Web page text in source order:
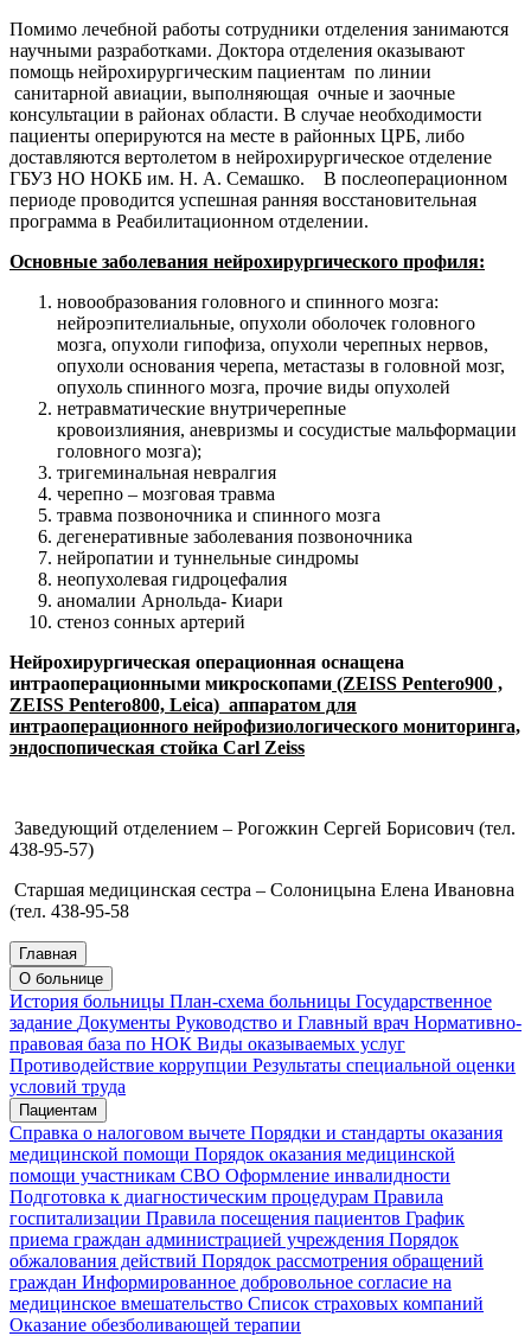
Помимо лечебной работы сотрудники отделения занимаются
научными разработками. Доктора отделения оказывают
помощь нейрохирургическим пациентам по линии
санитарной авиации, выполняющая очные и заочные
консультации в районах области. В случае необходимости
пациенты оперируются на месте в районных ЦРБ, либо
доставляются вертолетом в нейрохирургическое отделение
ГБУЗ НО НОКБ им. Н. А. Семашко. В послеоперационном
периоде проводится успешная ранняя восстановительная
программа в Реабилитационном отделении.
Основные заболевания нейрохирургического профиля:
новообразования головного и спинного мозга:
нейроэпителиальные, опухоли оболочек головного
мозга, опухоли гипофиза, опухоли черепных нервов,
опухоли основания черепа, метастазы в головной мозг,
опухоль спинного мозга, прочие виды опухолей
нетравматические внутричерепные
кровоизлияния, аневризмы и сосудистые мальформации
головного мозга);
тригеминальная невралгия
черепно – мозговая травма
травма позвоночника и спинного мозга
дегенеративные заболевания позвоночника
нейропатии и туннельные синдромы
неопухолевая гидроцефалия
аномалии Арнольда- Киари
стеноз сонных артерий
Нейрохирургическая операционная оснащена
интраоперационными микроскопами (ZEISS Pentero900 ,
ZEISS Pentero800, Leica) аппаратом для
интраоперационного нейрофизиологического мониторинга,
эндоспопическая стойка Carl Zeiss
Заведующий отделением – Рогожкин Сергей Борисович (тел.
438-95-57)
Старшая медицинская сестра – Солоницына Елена Ивановна
(тел. 438-95-58
Главная
О больнице
История больницы План-схема больницы Государственное
задание Документы Руководство и Главный врач Нормативно-
правовая база по НОК Виды оказываемых услуг
Противодействие коррупции Результаты специальной оценки
условий труда
Пациентам
Справка о налоговом вычете Порядки и стандарты оказания
медицинской помощи Порядок оказания медицинской
помощи участникам СВО Оформление инвалидности
Подготовка к диагностическим процедурам Правила
госпитализации Правила посещения пациентов График
приема граждан администрацией учреждения Порядок
обжалования действий Порядок рассмотрения обращений
граждан Информированное добровольное согласие на
медицинское вмешательство Список страховых компаний
Оказание обезболивающей терапии